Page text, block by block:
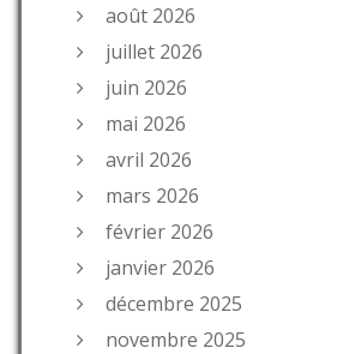
août 2026
juillet 2026
juin 2026
mai 2026
avril 2026
mars 2026
février 2026
janvier 2026
décembre 2025
novembre 2025